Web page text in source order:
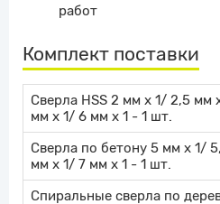
работ
Комплект поставки
Сверла HSS 2 мм х 1/ 2,5 мм
мм х 1/ 6 мм х 1 - 1 шт.
Сверла по бетону 5 мм х 1/
мм х 1/ 7 мм х 1 - 1 шт.
Спиральные сверла по